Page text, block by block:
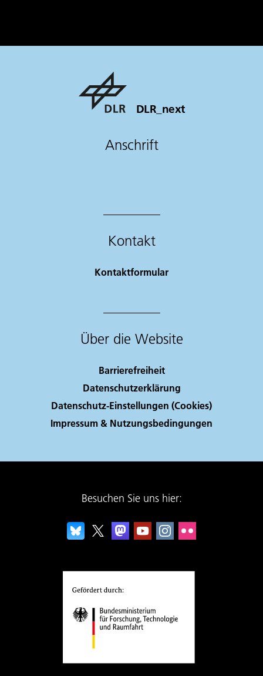
DLR_next
Anschrift
Kontakt
Kontaktformular
Über die Website
Barrierefreiheit
Datenschutzerklärung
Datenschutz-Einstellungen (Cookies)
Impressum & Nutzungsbedingungen
Besuchen Sie uns hier: